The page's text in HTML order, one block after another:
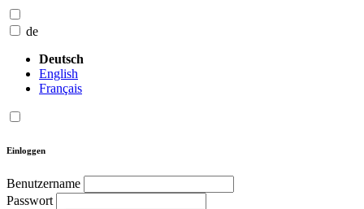
de
Deutsch
English
Français
Einloggen
Benutzername
Passwort